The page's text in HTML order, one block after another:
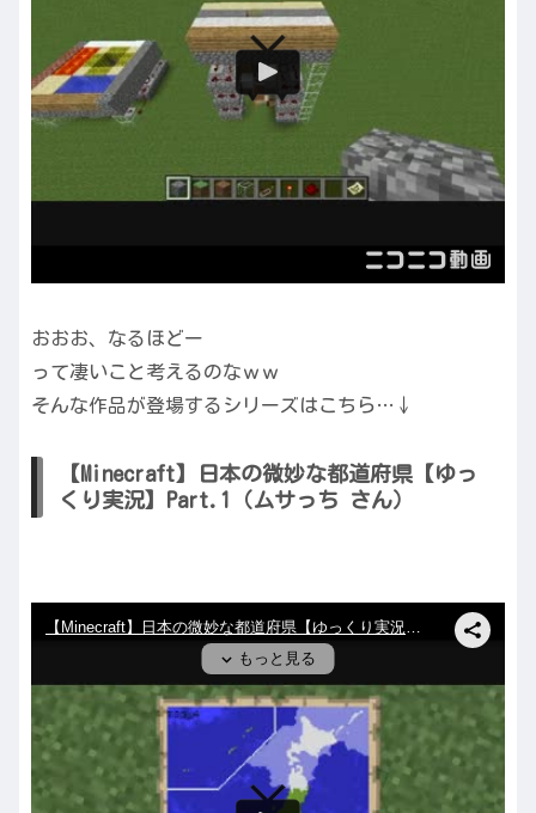
おおお、なるほどー
って凄いこと考えるのなｗｗ
そんな作品が登場するシリーズはこちら…↓
【Minecraft】日本の微妙な都道府県【ゆっ
くり実況】Part.1（ムサっち さん）